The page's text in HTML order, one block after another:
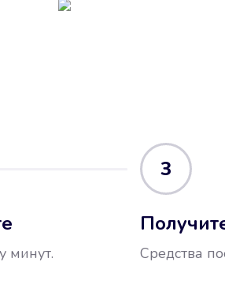
минут.
3
Средства